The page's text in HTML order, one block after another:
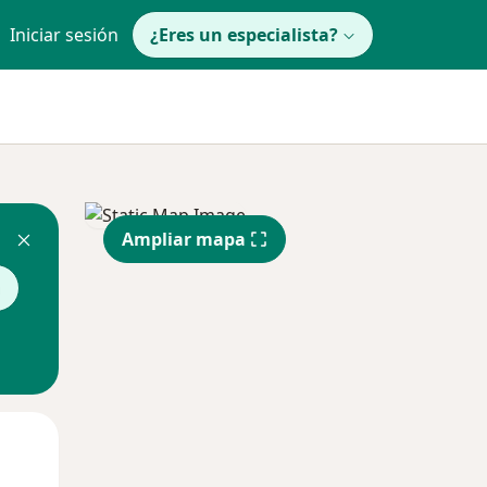
Iniciar sesión ¿Eres un especialista?
Ampliar mapa